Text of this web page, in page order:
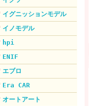
イグニッションモデル
イノモデル
hpi
ENIF
エブロ
Era CAR
オートアート